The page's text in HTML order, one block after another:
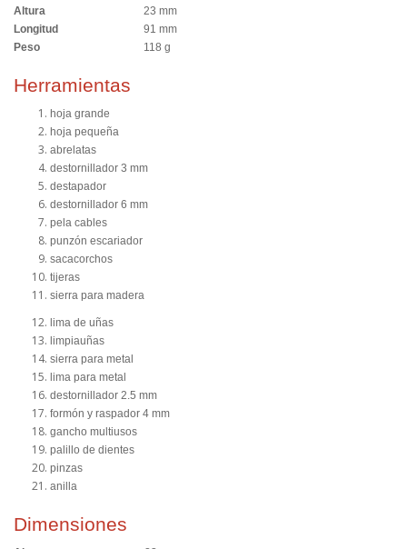
Altura
23 mm
Longitud
91 mm
Peso
118 g
Herramientas
hoja grande
hoja pequeña
abrelatas
destornillador 3 mm
destapador
destornillador 6 mm
pela cables
punzón escariador
sacacorchos
tijeras
sierra para madera
lima de uñas
limpiauñas
sierra para metal
lima para metal
destornillador 2.5 mm
formón y raspador 4 mm
gancho multiusos
palillo de dientes
pinzas
anilla
Dimensiones